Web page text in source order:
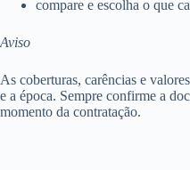
compare e escolha o que
Aviso
As coberturas, carências e
e a época. Sempre confirme a
momento da contratação.